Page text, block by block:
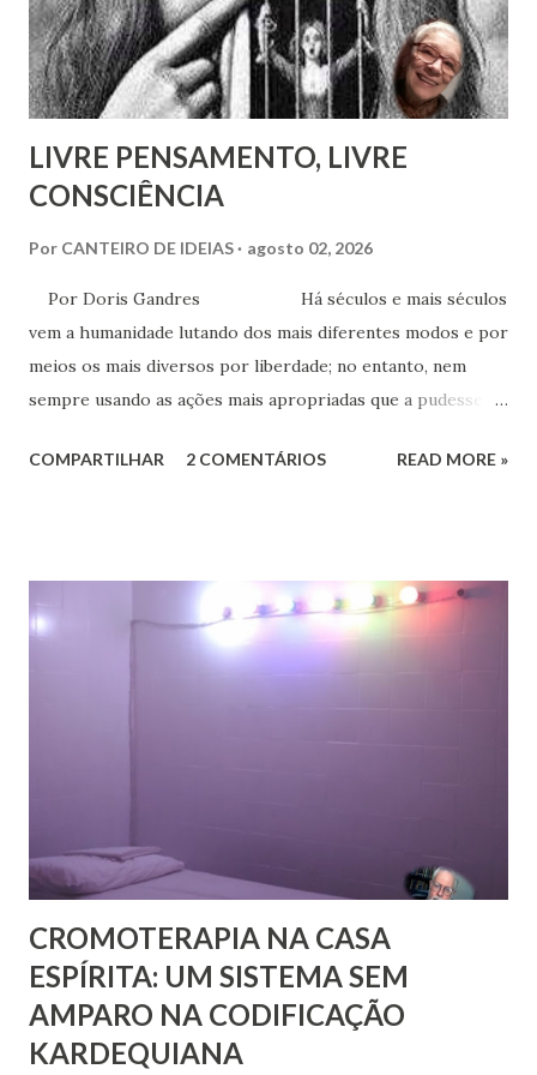
que se assinava seu discípulo e se esforçava por divulgar
seu método em Paris. Pestalozzi, com seu caráter emotivo
e amoroso, não era de ...
LIVRE PENSAMENTO, LIVRE
CONSCIÊNCIA
Por CANTEIRO DE IDEIAS agosto 02, 2026
Por Doris Gandres Há séculos e mais séculos
vem a humanidade lutando dos mais diferentes modos e por
meios os mais diversos por liberdade; no entanto, nem
sempre usando as ações mais apropriadas que a pudessem
aspecto material, terreno... Mesmo civilizações,
onde vige pressão, opressão, cerceamento, coação e
censura. E não podemos falar apenas do ponto de vista
geral, social, de cidadania, de direitos humanos etc, mas
COMPARTILHAR 2 COMENTÁRIOS READ MORE »
CROMOTERAPIA NA CASA
ESPÍRITA: UM SISTEMA SEM
AMPARO NA CODIFICAÇÃO
KARDEQUIANA